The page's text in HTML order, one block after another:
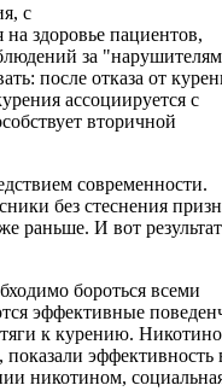
с
здоровье пациентов,
за
после отказа от
ассоциируется с
вторичной
современности.
без стеснения
раньше. И вот
бороться всеми
эффективные
тяги к курению.
эффективность
никотином,